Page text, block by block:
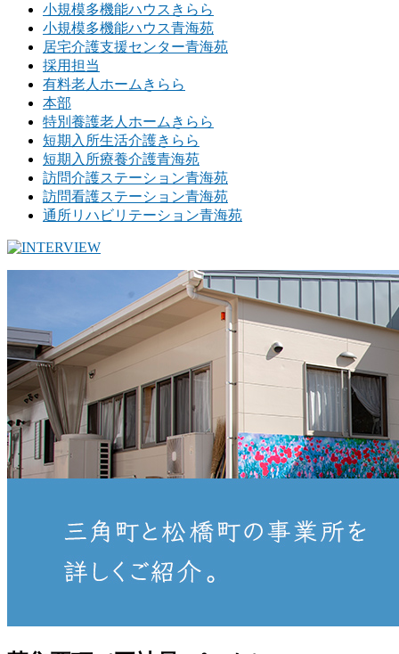
小規模多機能ハウスきらら
小規模多機能ハウス青海苑
居宅介護支援センター青海苑
採用担当
有料老人ホームきらら
本部
特別養護老人ホームきらら
短期入所生活介護きらら
短期入所療養介護青海苑
訪問介護ステーション青海苑
訪問看護ステーション青海苑
通所リハビリテーション青海苑